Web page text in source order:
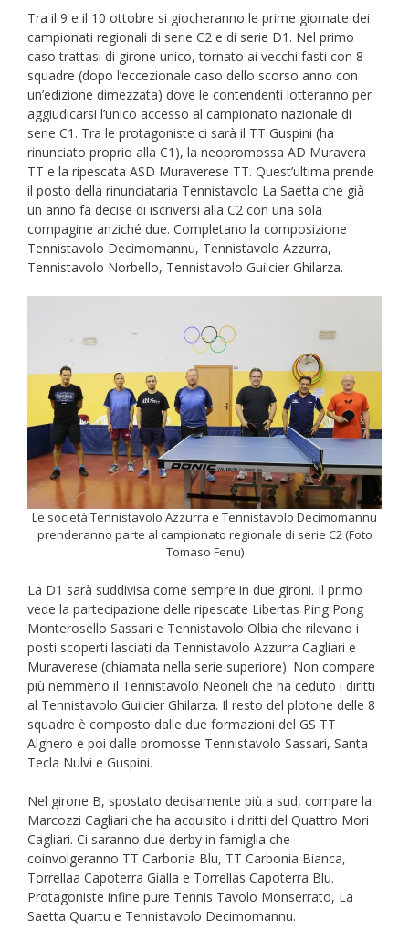
Tra il 9 e il 10 ottobre si giocheranno le prime giornate dei
campionati regionali di serie C2 e di serie D1. Nel primo
caso trattasi di girone unico, tornato ai vecchi fasti con 8
squadre (dopo l’eccezionale caso dello scorso anno con
un’edizione dimezzata) dove le contendenti lotteranno per
aggiudicarsi l’unico accesso al campionato nazionale di
serie C1. Tra le protagoniste ci sarà il TT Guspini (ha
rinunciato proprio alla C1), la neopromossa AD Muravera
TT e la ripescata ASD Muraverese TT. Quest’ultima prende
il posto della rinunciataria Tennistavolo La Saetta che già
un anno fa decise di iscriversi alla C2 con una sola
compagine anziché due. Completano la composizione
Tennistavolo Decimomannu, Tennistavolo Azzurra,
Tennistavolo Norbello, Tennistavolo Guilcier Ghilarza.
Le società Tennistavolo Azzurra e Tennistavolo Decimomannu
prenderanno parte al campionato regionale di serie C2 (Foto
Tomaso Fenu)
La D1 sarà suddivisa come sempre in due gironi. Il primo
vede la partecipazione delle ripescate Libertas Ping Pong
Monterosello Sassari e Tennistavolo Olbia che rilevano i
posti scoperti lasciati da Tennistavolo Azzurra Cagliari e
Muraverese (chiamata nella serie superiore). Non compare
più nemmeno il Tennistavolo Neoneli che ha ceduto i diritti
al Tennistavolo Guilcier Ghilarza. Il resto del plotone delle 8
squadre è composto dalle due formazioni del GS TT
Alghero e poi dalle promosse Tennistavolo Sassari, Santa
Tecla Nulvi e Guspini.
Nel girone B, spostato decisamente più a sud, compare la
Marcozzi Cagliari che ha acquisito i diritti del Quattro Mori
Cagliari. Ci saranno due derby in famiglia che
coinvolgeranno TT Carbonia Blu, TT Carbonia Bianca,
Torrellaa Capoterra Gialla e Torrellas Capoterra Blu.
Protagoniste infine pure Tennis Tavolo Monserrato, La
Saetta Quartu e Tennistavolo Decimomannu.